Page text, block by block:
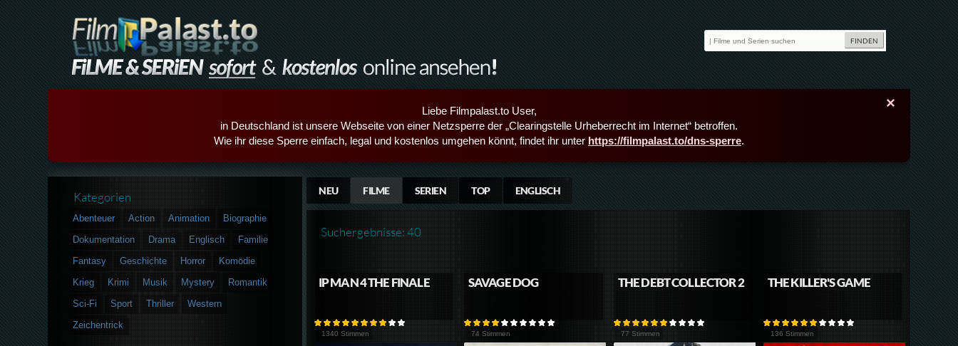
×
Liebe Filmpalast.to User,
in Deutschland ist unsere Webseite von einer Netzsperre der „Clearingstelle Urheberrecht im Internet“ betroffen.
Wie ihr diese Sperre einfach, legal und kostenlos umgehen könnt, findet ihr unter https://filmpalast.to/dns-sperre.
NEU FILME SERIEN TOP ENGLISCH
Suchergebnisse: 40
IP MAN 4 THE FINALE
1340 Stimmen
SAVAGE DOG
74 Stimmen
THE DEBT COLLECTOR 2
77 Stimmen
THE KILLER'S GAME
136 Stimmen
Kategorien
Abenteuer Action Animation
Biographie
Dokumentation
Drama Englisch
Familie
Fantasy
Geschichte Horror
Komödie
Krieg
Krimi Musik Mystery
Romantik
Sci-Fi
Sport Thriller
Western
Zeichentrick